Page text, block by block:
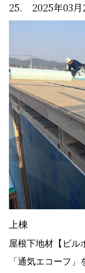
25. 2025年03月
上棟
屋根下地材【ビル
「通気エコーフ」